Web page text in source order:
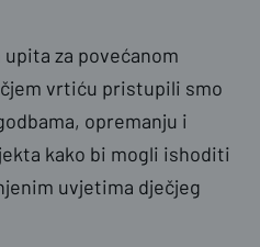
za povećanom
vrtiću pristupili smo
opremanju i
kako bi mogli ishoditi
uvjetima dječjeg